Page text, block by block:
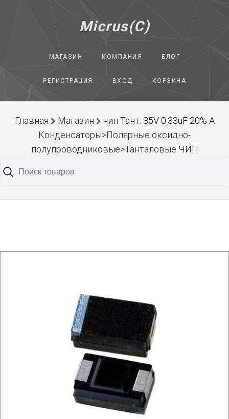
Micrus(C)
МАГАЗИН КОМПАНИЯ БЛОГ
РЕГИСТРАЦИЯ ВХОД КОРЗИНА
Главная Магазин
чип Тант. 35V 0.33uF 20% A
Конденсаторы>Полярные оксидно-
полупроводниковые>Танталовые ЧИП